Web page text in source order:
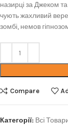
назирці за Джеком
чують жахливий
зомбі, немов
Compare
Категорії: Всі